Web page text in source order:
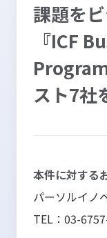
課題を
『ICF
スト7社
本件に対する
パーソルイノ
TEL：03-